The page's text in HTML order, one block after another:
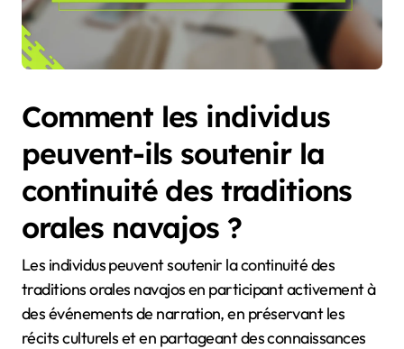
Comment les individus
peuvent-ils soutenir la
continuité des traditions
orales navajos ?
Les individus peuvent soutenir la continuité des
traditions orales navajos en participant activement à
des événements de narration, en préservant les
récits culturels et en partageant des connaissances